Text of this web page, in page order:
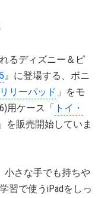
るディズニー＆ピ
』に登場する、ボニ
リリーパッド 」をモ
用ケース「 トイ・
」を販売開始していま
小さな手でも持ちや
習で使うiPadをしっ